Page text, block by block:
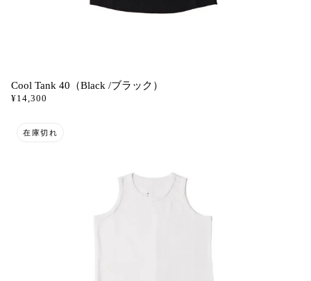
Cool Tank 40（Black /ブラック）
¥14,300
在庫切れ